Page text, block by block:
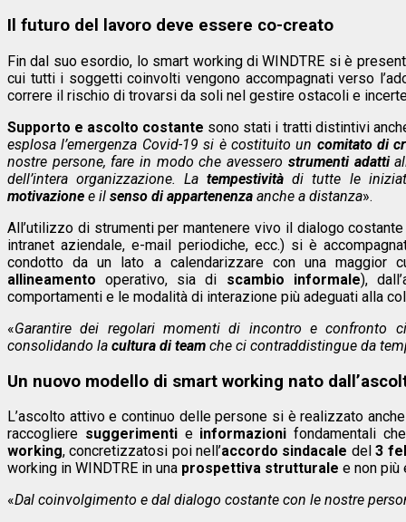
Il futuro del lavoro deve essere co-creato
Fin dal suo esordio, lo smart working di WINDTRE si è
cui tutti i soggetti coinvolti vengono accompagnati verso
correre il rischio di trovarsi da soli nel gestire ostacoli e
Supporto e ascolto costante sono stati i tratti distintivi
esplosa l’emergenza Covid-19 si è costituito un comitato di
nostre persone, fare in modo che avessero strumenti adatti
dell’intera organizzazione. Latempestività di tutte le
motivazione e il senso di appartenenza anche a distanza».
All’utilizzo di strumenti per mantenere vivo il dialogo
intranet aziendale, e-mail periodiche, ecc.) si è
condotto da un lato a calendarizzare con una maggior
allineamento operativo, sia di scambio informale),
comportamenti e le modalità di interazione più adeguati alla
«Garantire dei regolari momenti di incontro e confronto
consolidando la cultura di team che ci contraddistingue da
Un nuovo modello di smart working nato
L’ascolto attivo e continuo delle persone si è realizzato
raccogliere suggerimentie informazioni fondamentali
working, concretizzatosi poi nell’accordo sindacale del3
working in WINDTRE in una prospettiva strutturale e non più
«Dal coinvolgimento e dal dialogo costante con le nostre